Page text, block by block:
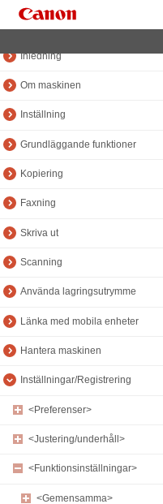
Inledning
Om maskinen
Inställning
Grundläggande funktioner
Kopiering
Faxning
Skriva ut
Scanning
Använda lagringsutrymme
Länka med mobila enheter
Hantera maskinen
Inställningar/Registrering
<Preferenser>
<Justering/underhåll>
<Funktionsinställningar>
<Gemensamma>